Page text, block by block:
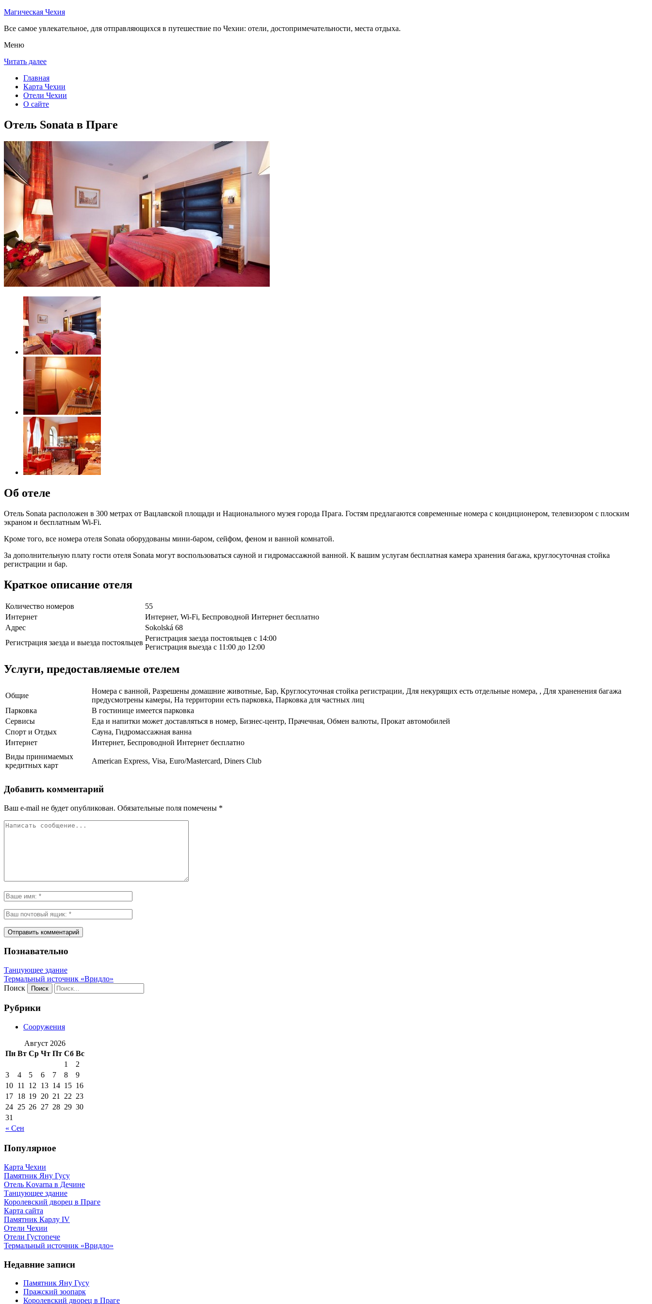
Магическая Чехия
Все самое увлекательное, для отправляющихся в путешествие по Чехии: отели, достопримечательности, места отдыха.
Меню
Читать далее
Главная
Карта Чехии
Отели Чехии
О сайте
Отель Sonata в Праге
Об отеле
Отель Sonata расположен в 300 метрах от Вацлавской площади и Национального музея города Прага. Гостям предлагаются современные номера с кондиционером, телевизором с плоским
экраном и бесплатным Wi-Fi.
Кроме того, все номера отеля Sonata оборудованы мини-баром, сейфом, феном и ванной комнатой.
За дополнительную плату гости отеля Sonata могут воспользоваться сауной и гидромассажной ванной. К вашим услугам бесплатная камера хранения багажа, круглосуточная стойка
регистрации и бар.
Краткое описание отеля
Количество номеров
55
Интернет
Интернет, Wi-Fi, Беспроводной Интернет бесплатно
Адрес
Sokolská 68
Регистрация заезда и выезда постояльцев
Регистрация заезда постояльцев с 14:00
Регистрация выезда с 11:00 до 12:00
Услуги, предоставляемые отелем
Общие
Номера с ванной, Разрешены домашние животные, Бар, Круглосуточная стойка регистрации, Для некурящих есть отдельные номера, , Для храненения багажа
предусмотрены камеры, На территории есть парковка, Парковка для частных лиц
Парковка
В гостинице имеется парковка
Сервисы
Еда и напитки может доставляться в номер, Бизнес-центр, Прачечная, Обмен валюты, Прокат автомобилей
Спорт и Отдых
Сауна, Гидромассажная ванна
Интернет
Интернет, Беспроводной Интернет бесплатно
Виды принимаемых
кредитных карт
American Express, Visa, Euro/Mastercard, Diners Club
Добавить комментарий
Ваш e-mail не будет опубликован. Обязательные поля помечены *
Познавательно
Танцующее здание
Термальный источник «Вридло»
Поиск
Рубрики
Сооружения
Август 2026
Пн Вт Ср Чт Пт Сб Вс
« Сен
1
2
3
4 5 6 7 8
9
10 11 12 13 14 15 16
17 18 19 20 21 22 23
24 25 26 27 28 29 30
31
Популярное
Карта Чехии
Памятник Яну Гусу
Отель Kovarna в Дечине
Танцующее здание
Королевский дворец в Праге
Карта сайта
Памятник Карлу IV
Отели Чехии
Отели Густопече
Термальный источник «Вридло»
Недавние записи
Памятник Яну Гусу
Пражский зоопарк
Королевский дворец в Праге